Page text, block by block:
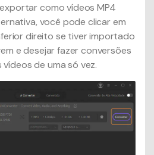
como vídeos MP4
você pode clicar em
direito se tiver importado
e desejar fazer conversões
de uma só vez.